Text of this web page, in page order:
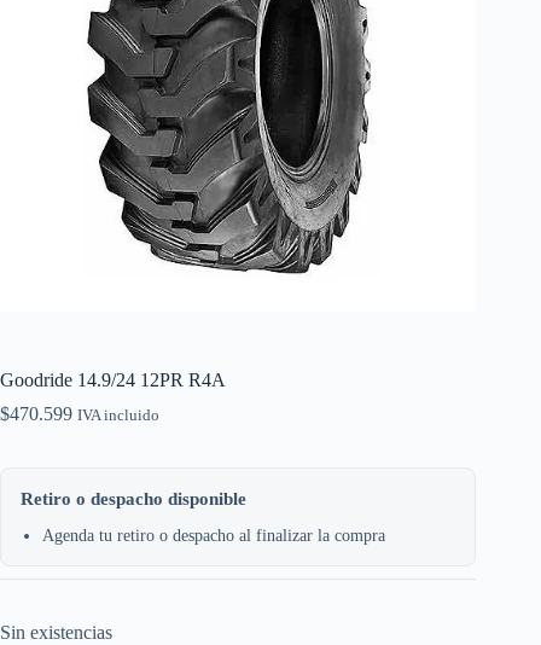
Goodride 14.9/24 12PR R4A
$470.599 IVA incluido
Retiro o despacho disponible
Agenda tu retiro o despacho al finalizar la compra
Sin existencias